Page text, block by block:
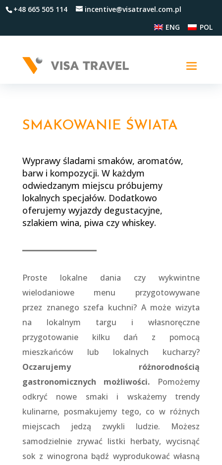
+48 665 505 114
incentive@visatravel.com.pl
ENG
POL
SMAKOWANIE ŚWIATA
Wyprawy śladami smaków, aromatów,
barw i kompozycji. W każdym
odwiedzanym miejscu próbujemy
lokalnych specjałów. Dodatkowo
oferujemy wyjazdy degustacyjne,
szlakiem wina, piwa czy whiskey.
Proste lokalne dania czy wykwintne
wielodaniowe menu przygotowywane
przez znanego szefa kuchni? A może wizyta
na lokalnym targu i własnoręczne
przygotowanie kilku dań z pomocą
mieszkańców lub lokalnych kucharzy?
Oczarujemy różnorodnością
gastronomicznych możliwości. Pomożemy
odkryć nowe smaki i wskażemy trendy
kulinarne, posmakujemy tego, co w różnych
miejscach jedzą zwykli ludzie. Możesz
samodzielnie zrywać listki herbaty, wycisnąć
sok z winogrona bądź wyprodukować własną